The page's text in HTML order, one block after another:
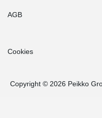
AGB
Cookies
Copyright © 2026 Peikko